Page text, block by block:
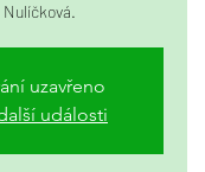
Nulíčková.
uzavřeno
události